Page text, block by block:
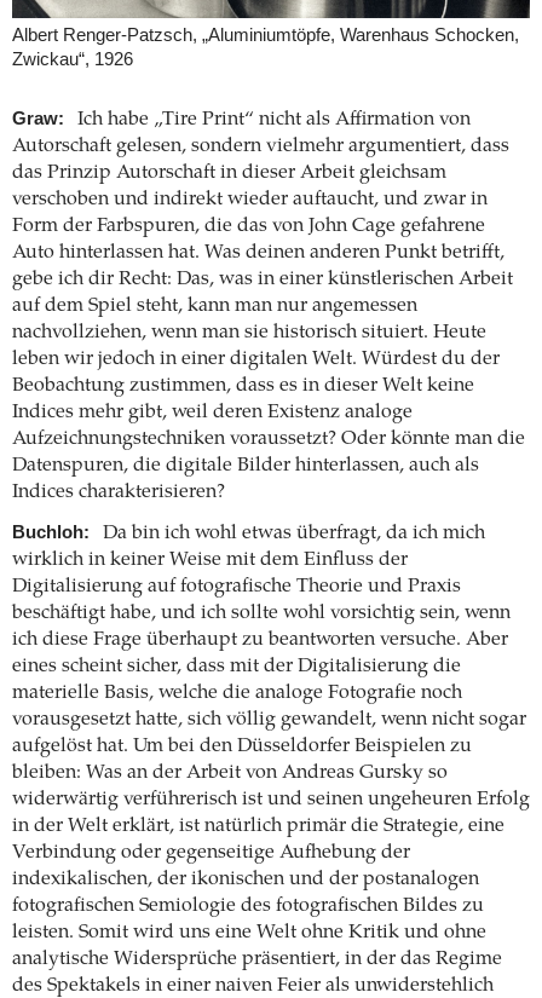
Albert Renger-Patzsch, „Aluminiumtöpfe, Warenhaus Schocken,
Zwickau“, 1926
Graw:
Ich habe „Tire Print“ nicht als Affirmation von
Autorschaft gelesen, sondern vielmehr argumentiert, dass
das Prinzip Autorschaft in dieser Arbeit gleichsam
verschoben und indirekt wieder auftaucht, und zwar in
Form der Farbspuren, die das von John Cage gefahrene
Auto hinterlassen hat. Was deinen anderen Punkt betrifft,
gebe ich dir Recht: Das, was in einer künstlerischen Arbeit
auf dem Spiel steht, kann man nur angemessen
nachvollziehen, wenn man sie historisch situiert. Heute
leben wir jedoch in einer digitalen Welt. Würdest du der
Beobachtung zustimmen, dass es in dieser Welt keine
Indices mehr gibt, weil deren Existenz analoge
Aufzeichnungstechniken voraussetzt? Oder könnte man die
Datenspuren, die digitale Bilder hinterlassen, auch als
Indices charakterisieren?
Buchloh:
Da bin ich wohl etwas überfragt, da ich mich
wirklich in keiner Weise mit dem Einfluss der
Digitalisierung auf fotografische Theorie und Praxis
beschäftigt habe, und ich sollte wohl vorsichtig sein, wenn
ich diese Frage überhaupt zu beantworten versuche. Aber
eines scheint sicher, dass mit der Digitalisierung die
materielle Basis, welche die analoge Fotografie noch
vorausgesetzt hatte, sich völlig gewandelt, wenn nicht sogar
aufgelöst hat. Um bei den Düsseldorfer Beispielen zu
bleiben: Was an der Arbeit von Andreas Gursky so
widerwärtig verführerisch ist und seinen ungeheuren Erfolg
in der Welt erklärt, ist natürlich primär die Strategie, eine
Verbindung oder gegenseitige Aufhebung der
indexikalischen, der ikonischen und der postanalogen
fotografischen Semiologie des fotografischen Bildes zu
leisten. Somit wird uns eine Welt ohne Kritik und ohne
analytische Widersprüche präsentiert, in der das Regime
des Spektakels in einer naiven Feier als unwiderstehlich